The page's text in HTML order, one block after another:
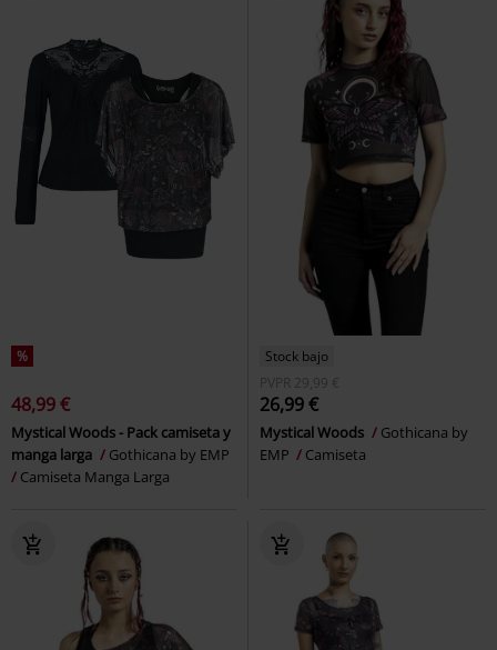
%
48,99 €
Mystical Woods - Pack camiseta y
manga larga
Gothicana by EMP
Camiseta Manga Larga
Stock bajo
PVPR 29,99 €
26,99 €
Mystical Woods
Gothicana by
EMP
Camiseta